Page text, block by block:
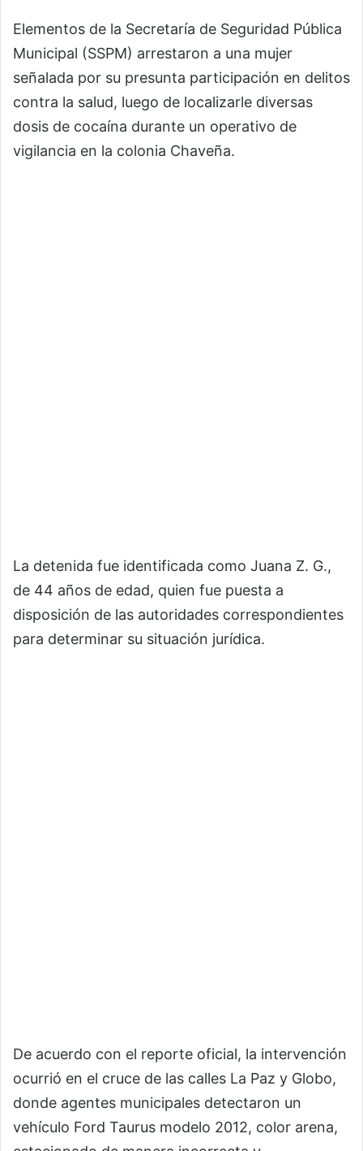
Elementos de la Secretaría de Seguridad Pública
Municipal (SSPM) arrestaron a una mujer
señalada por su presunta participación en delitos
contra la salud, luego de localizarle diversas
dosis de cocaína durante un operativo de
vigilancia en la colonia Chaveña.
La detenida fue identificada como Juana Z. G.,
de 44 años de edad, quien fue puesta a
disposición de las autoridades correspondientes
para determinar su situación jurídica.
De acuerdo con el reporte oficial, la intervención
ocurrió en el cruce de las calles La Paz y Globo,
donde agentes municipales detectaron un
vehículo Ford Taurus modelo 2012, color arena,